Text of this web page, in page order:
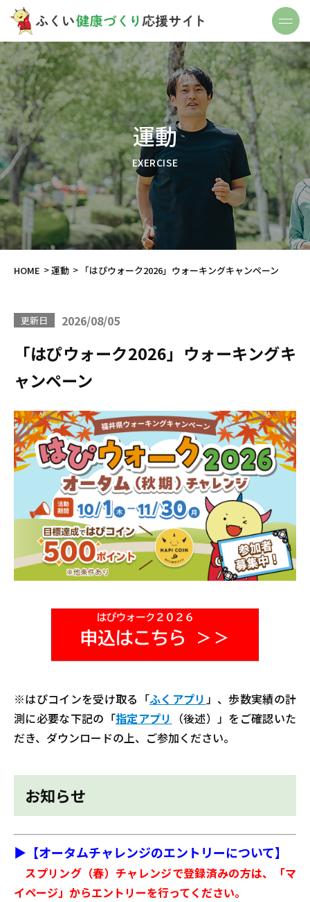
運動
EXERCISE
HOME 運動 「はぴウォーク2026」ウォーキングキャンペーン
更新日 2026/08/05
「はぴウォーク2026」ウォーキングキ
ャンペーン
※はぴコインを受け取る「ふくアプリ 」、歩数実績の計
測に必要な下記の「指定アプリ
（後述）」をご確認いた
だき、ダウンロードの上、ご参加ください。
お知らせ
▶【オータムチャレンジのエントリーについて】
スプリング（春）チャレンジで登録済みの方は、「マ
イページ」からエントリーを行ってください。